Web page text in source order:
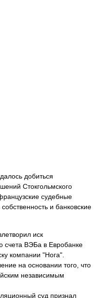
добиться
Стокгольмского
судебные
и банковские
иск
счета ВЭБа в Евробанке
компании "Нога".
на основании того, что
независимым
суд признал